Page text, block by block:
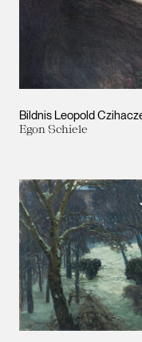
Bildnis Leopold
Egon Schiele